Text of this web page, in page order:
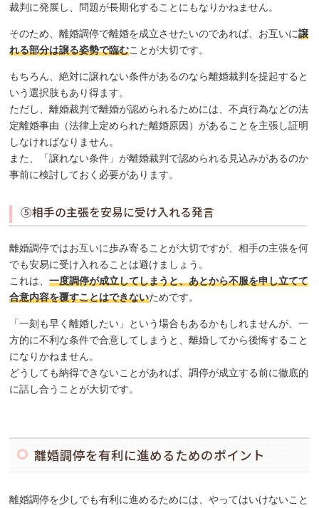
裁判に発展し、問題が長期化することにもなりかねません。
そのため、離婚調停で離婚を成立させたいのであれば、お互いに譲
れる部分は譲る姿勢で臨むことが大切です。
もちろん、絶対に譲れない条件があるのなら離婚裁判を提起すると
いう選択肢もあり得ます。
ただし、離婚裁判で離婚が認められるためには、不貞行為などの法
定離婚事由（法律上定められた離婚原因）があることを主張し証明
しなければなりません。
また、「譲れない条件」が離婚裁判で認められる見込みがあるのか
事前に検討しておく必要があります。
⑤相手の主張を安易に受け入れる発言
離婚調停ではお互いに歩み寄ることが大切ですが、相手の主張を何
でも安易に受け入れることは避けましょう。
これは、一度調停が成立してしまうと、あとから不服を申し立てて
合意内容を覆すことはできないためです。
「一刻も早く離婚したい」という場合もあるかもしれませんが、一
方的に不利な条件で合意してしまうと、離婚してから後悔すること
になりかねません。
どうしても納得できないことがあれば、調停が成立する前に徹底的
に話し合うことが大切です。
離婚調停を有利に進めるためのポイント
離婚調停を少しでも有利に進めるためには、やってはいけないこと